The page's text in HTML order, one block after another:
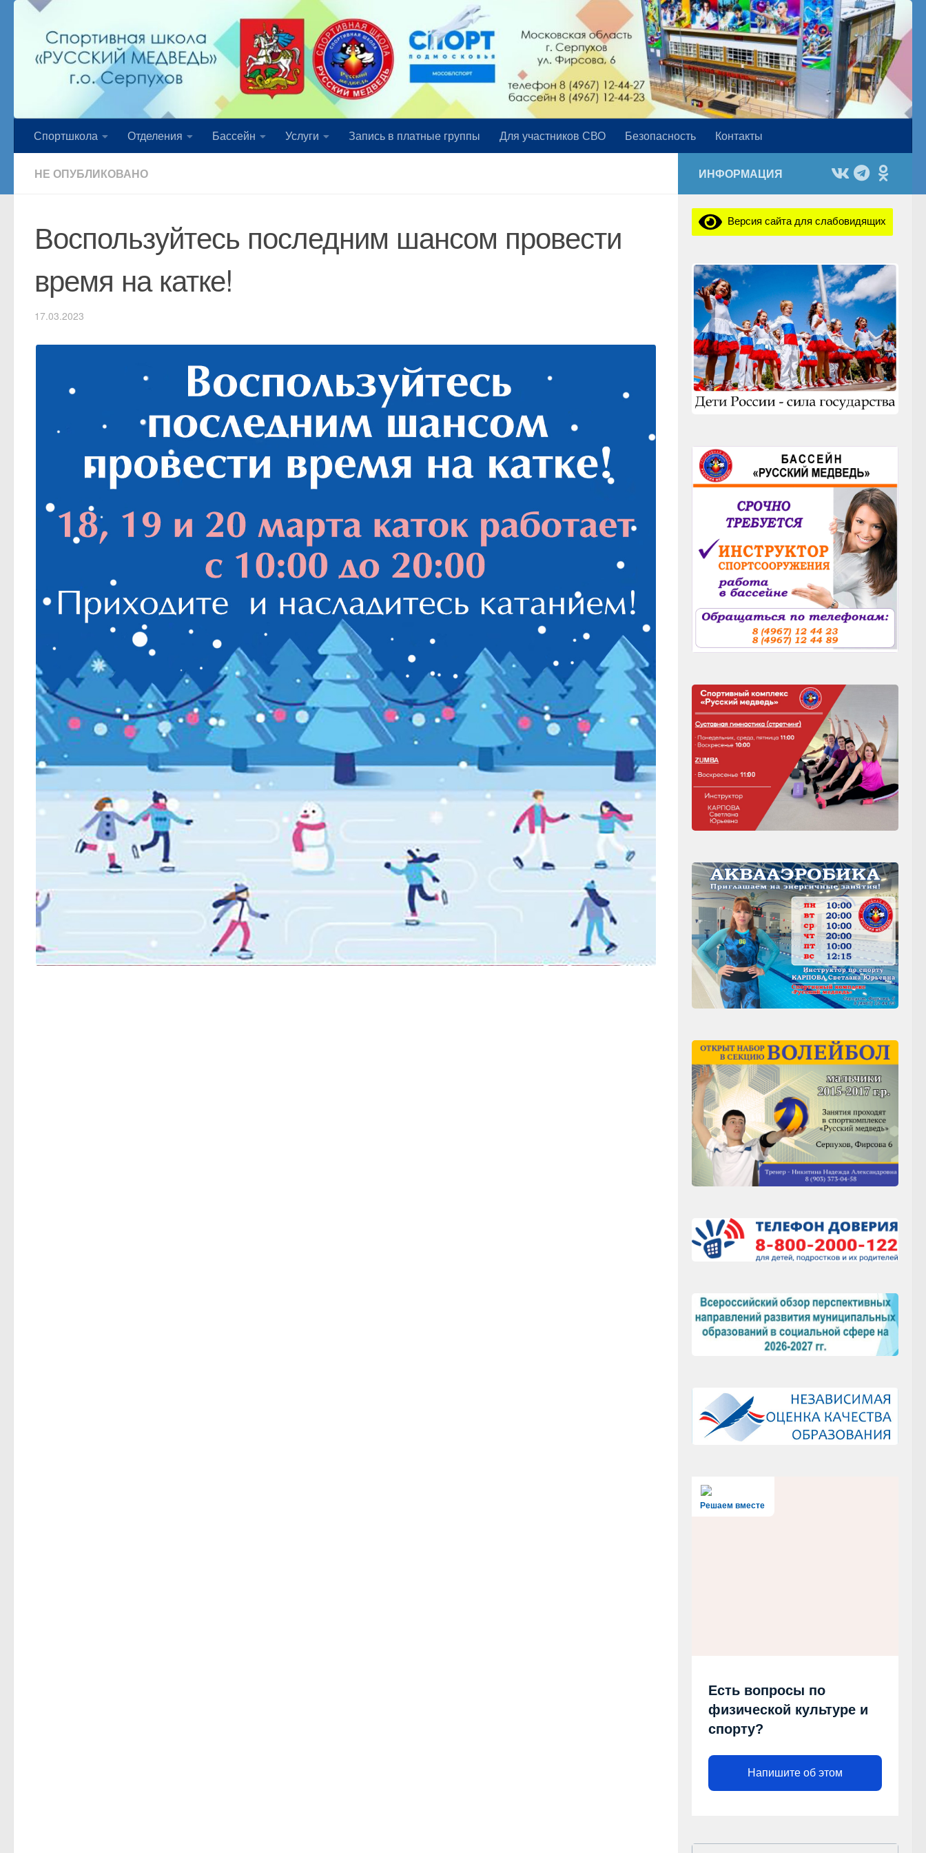
Спортшкола Отделения Бассейн Услуги Запись в платные группы Для участников СВО Безопасность Контакты
НЕ ОПУБЛИКОВАНО
Воспользуйтесь последним шансом провести
время на катке!
17.03.2023
ИНФОРМАЦИЯ
Версия сайта для слабовидящих
Решаем вместе
Есть вопросы по
физической культуре и
спорту?
Напишите об этом